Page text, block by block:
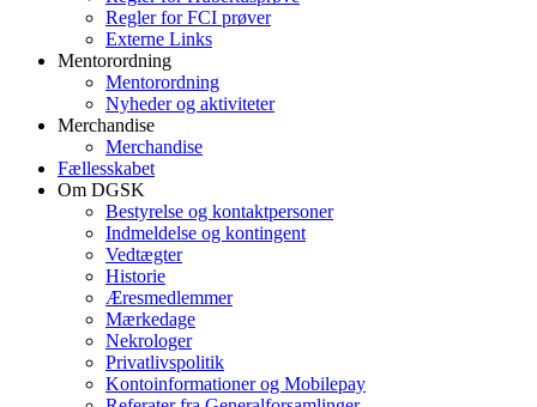
Regler for FCI prøver
Externe Links
Mentorordning
Mentorordning
Nyheder og aktiviteter
Merchandise
Merchandise
Fællesskabet
Om DGSK
Bestyrelse og kontaktpersoner
Indmeldelse og kontingent
Vedtægter
Historie
Æresmedlemmer
Mærkedage
Nekrologer
Privatlivspolitik
Kontoinformationer og Mobilepay